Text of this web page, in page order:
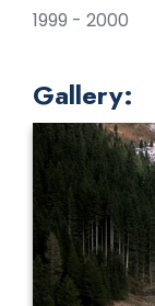
1999 - 2000
Gallery: